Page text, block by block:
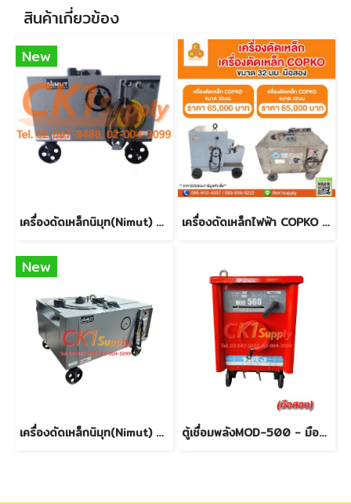
สินค้าเกี่ยวข้อง
New
เครื่องดัดเหล็กนิมุท(Nimut) ขนาด 25 mm. สินค้าใหม่ (รุ่นใหม่) (ราคาโปรโมชั่น!!!) 02-047-9488 เครื่องดัดเหล็กไฟฟ้า COPKO 32mm.
New
เครื่องดัดเหล็กนิมุท(Nimut) ขนาด 42 mm. สินค้าใหม่ (รุ่นใหม่) (ราคาโปรโมชั่น!!!) 02-047-9488 ตู้เชื่อมพลังMOD-500 - มือสอง